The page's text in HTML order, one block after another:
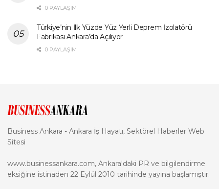
0 PAYLAŞIM
Türkiye’nin İlk Yüzde Yüz Yerli Deprem İzolatörü
Fabrikası Ankara’da Açılıyor
0 PAYLAŞIM
Business Ankara - Ankara İş Hayatı, Sektörel Haberler Web
Sitesi
www.businessankara.com, Ankara'daki PR ve bilgilendirme
eksiğine istinaden 22 Eylül 2010 tarihinde yayına başlamıştır.